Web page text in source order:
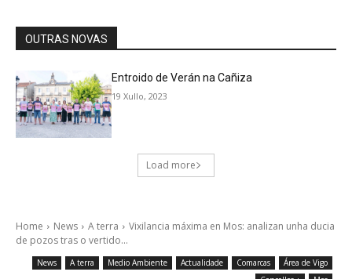
OUTRAS NOVAS
Entroido de Verán na Cañiza
19 Xullo, 2023
Load more